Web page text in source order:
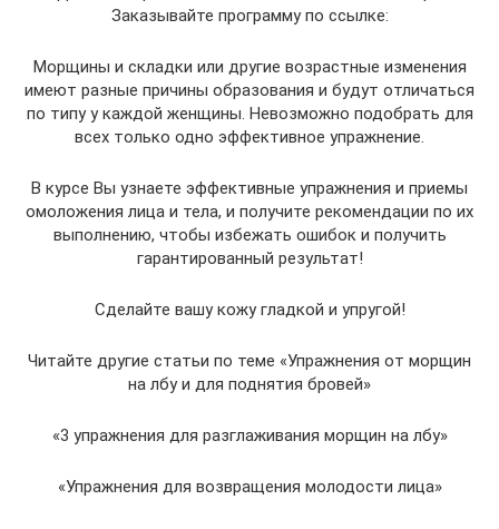
Заказывайте программу по ссылке:
Морщины и складки или другие возрастные изменения
имеют разные причины образования и будут отличаться
по типу у каждой женщины. Невозможно подобрать для
всех только одно эффективное упражнение.
В курсе Вы узнаете эффективные упражнения и приемы
омоложения лица и тела, и получите рекомендации по их
выполнению, чтобы избежать ошибок и получить
гарантированный результат!
Сделайте вашу кожу гладкой и упругой!
Читайте другие статьи по теме «Упражнения от морщин
на лбу и для поднятия бровей»
«3 упражнения для разглаживания морщин на лбу»
«Упражнения для возвращения молодости лица»